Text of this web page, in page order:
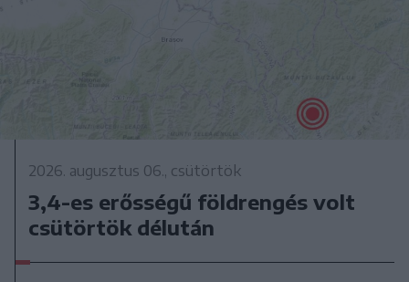
2026. augusztus 06., csütörtök
3,4-es erősségű földrengés volt
csütörtök délután